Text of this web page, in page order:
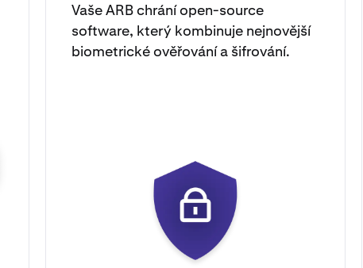
Vaše ARB chrání open-source
software, který kombinuje nejnovější
biometrické ověřování a šifrování.